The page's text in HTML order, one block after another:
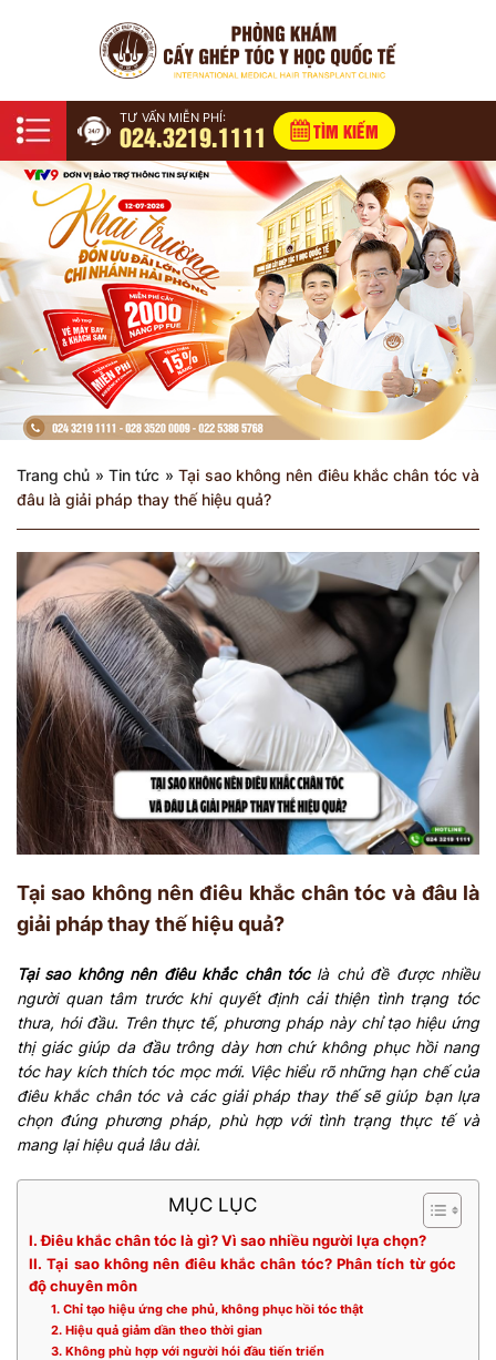
TƯ VẤN MIỄN PHÍ:
024.3219.1111 TÌM KIẾM
Trang chủ »Tin tức »Tại sao không nên điêu khắc chân tóc và
đâu là giải pháp thay thế hiệu quả?
Tại sao không nên điêu khắc chân tóc và đâu là
giải pháp thay thế hiệu quả?
Tại sao không nên điêu khắc chân tóclà chủ đề được nhiều
người quan tâm trước khi quyết định cải thiện tình trạng tóc
thưa, hói đầu. Trên thực tế, phương pháp này chỉ tạo hiệu ứng
thị giác giúp da đầu trông dày hơn chứ không phục hồi nang
tóc hay kích thích tóc mọc mới. Việc hiểu rõ những hạn chế của
điêu khắc chân tóc và các giải pháp thay thế sẽ giúp bạn lựa
chọn đúng phương pháp, phù hợp với tình trạng thực tế và
mang lại hiệu quả lâu dài.
MỤC LỤC
I. Điêu khắc chân tóc là gì? Vì sao nhiều người lựa chọn?
II. Tại sao không nên điêu khắc chân tóc? Phân tích từ góc
độ chuyên môn
1. Chỉ tạo hiệu ứng che phủ, không phục hồi tóc thật
2. Hiệu quả giảm dần theo thời gian
3. Không phù hợp với người hói đầu tiến triển